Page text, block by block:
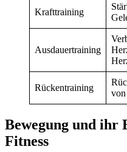
Krafttraining
Ausdauertraining
Rückentraining
von
Bewegung und ihr
Fitness